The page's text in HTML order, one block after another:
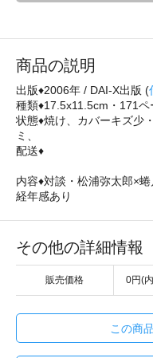
商品の説明
出版♦2006年 / DAI‐X出版 (
種類♦17.5x11.5cm・171
状態♦焼け、カバーキズ少
ミ、
配送♦
内容♦対談・松浦弥太郎×
経年感あり
その他の詳細情報
販売価格 0円(
この商